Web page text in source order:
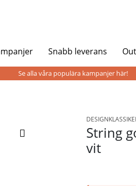
Snabb leverans
Se alla våra populära kampanjer här!
String
vit